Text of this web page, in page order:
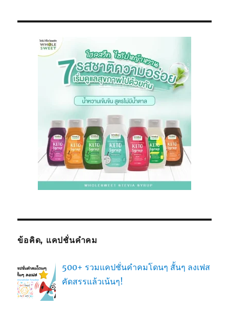
ข้อคิด, แคปชั่นคำคม
500+ รวมแคปชั่นคำคมโดนๆ สั้นๆ ลงเฟส
คัดสรรแล้วเน้นๆ!